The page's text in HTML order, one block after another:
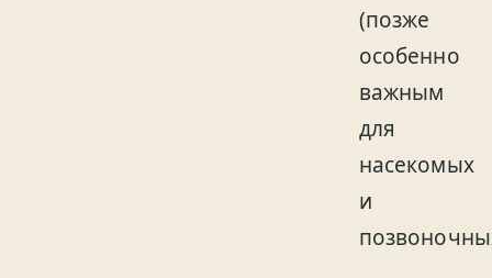
(позже
особенно
важным
для
насекомых
и